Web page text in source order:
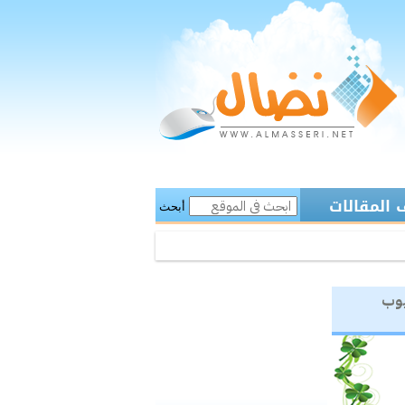
أبحث